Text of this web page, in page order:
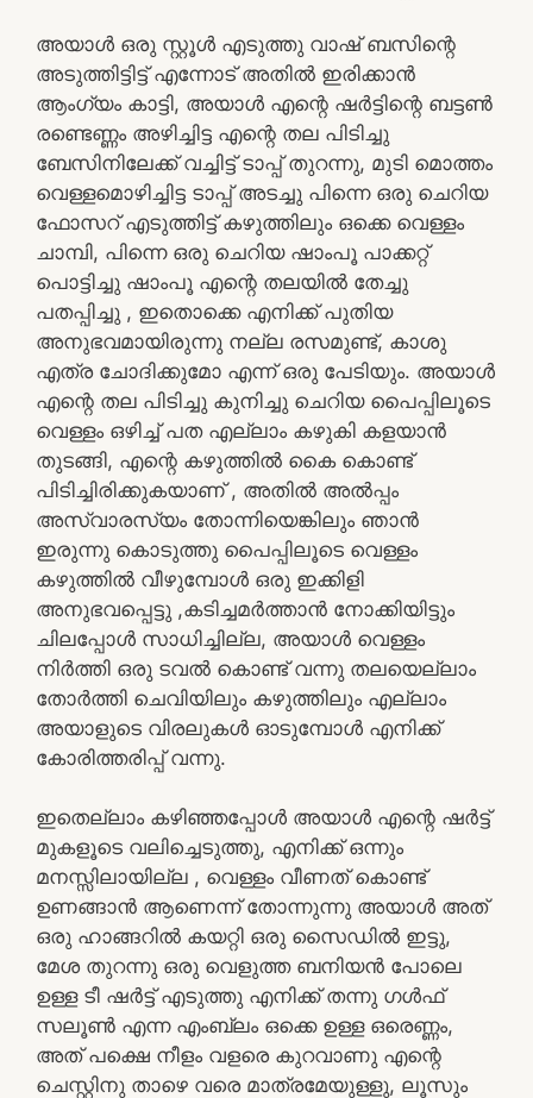
അയാൾ ഒരു സ്റ്റൂൾ എടുത്തു വാഷ് ബസിന്റെ
അടുത്തിട്ടിട്ട് എന്നോട് അതിൽ ഇരിക്കാൻ
ആംഗ്യം കാട്ടി, അയാൾ എന്റെ ഷർട്ടിന്റെ ബട്ടൺ
രണ്ടെണ്ണം അഴിച്ചിട്ട എന്റെ തല പിടിച്ചു
ബേസിനിലേക്ക് വച്ചിട്ട് ടാപ്പ് തുറന്നു, മുടി മൊത്തം
വെള്ളമൊഴിച്ചിട്ട ടാപ്പ് അടച്ചു പിന്നെ ഒരു ചെറിയ
ഫോസറ് എടുത്തിട്ട് കഴുത്തിലും ഒക്കെ വെള്ളം
ചാമ്പി, പിന്നെ ഒരു ചെറിയ ഷാംപൂ പാക്കറ്റ്
പൊട്ടിച്ചു ഷാംപൂ എന്റെ തലയിൽ തേച്ചു
പതപ്പിച്ചു , ഇതൊക്കെ എനിക്ക് പുതിയ
അനുഭവമായിരുന്നു നല്ല രസമുണ്ട്, കാശു
എത്ര ചോദിക്കുമോ എന്ന് ഒരു പേടിയും. അയാൾ
എന്റെ തല പിടിച്ചു കുനിച്ചു ചെറിയ പൈപ്പിലൂടെ
വെള്ളം ഒഴിച്ച് പത എല്ലാം കഴുകി കളയാൻ
തുടങ്ങി, എന്റെ കഴുത്തിൽ കൈ കൊണ്ട്
പിടിച്ചിരിക്കുകയാണ് , അതിൽ അൽപ്പം
അസ്വാരസ്യം തോന്നിയെങ്കിലും ഞാൻ
ഇരുന്നു കൊടുത്തു പൈപ്പിലൂടെ വെള്ളം
കഴുത്തിൽ വീഴുമ്പോൾ ഒരു ഇക്കിളി
അനുഭവപ്പെട്ടു ,കടിച്ചമർത്താൻ നോക്കിയിട്ടും
ചിലപ്പോൾ സാധിച്ചില്ല, അയാൾ വെള്ളം
നിർത്തി ഒരു ടവൽ കൊണ്ട് വന്നു തലയെല്ലാം
തോർത്തി ചെവിയിലും കഴുത്തിലും എല്ലാം
അയാളുടെ വിരലുകൾ ഓടുമ്പോൾ എനിക്ക്
കോരിത്തരിപ്പ് വന്നു.
ഇതെല്ലാം കഴിഞ്ഞപ്പോൾ അയാൾ എന്റെ ഷർട്ട്
മുകളൂടെ വലിച്ചെടുത്തു, എനിക്ക് ഒന്നും
മനസ്സിലായില്ല , വെള്ളം വീണത് കൊണ്ട്
ഉണങ്ങാൻ ആണെന്ന് തോന്നുന്നു അയാൾ അത്
ഒരു ഹാങ്ങറിൽ കയറ്റി ഒരു സൈഡിൽ ഇട്ടു,
മേശ തുറന്നു ഒരു വെളുത്ത ബനിയൻ പോലെ
ഉള്ള ടീ ഷർട്ട് എടുത്തു എനിക്ക് തന്നു ഗൾഫ്
സലൂൺ എന്ന എംബ്ലം ഒക്കെ ഉള്ള ഒരെണ്ണം,
അത് പക്ഷെ നീളം വളരെ കുറവാണു എന്റെ
ചെസ്റ്റിനു താഴെ വരെ മാത്രമേയുള്ളു, ലൂസും